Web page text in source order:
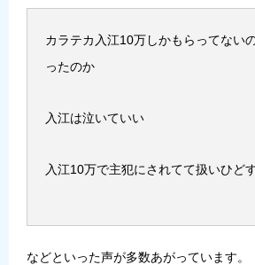
カラテカ入江10万しかもらってない
ったのか
入江は泣いていい
入江10万で主犯にされてて扱いひど
などといった声が多数あがっています。